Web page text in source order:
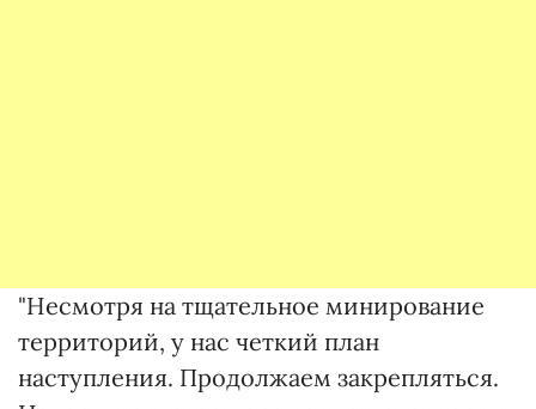
"Несмотря на тщательное минирование
территорий, у нас четкий план
наступления. Продолжаем закрепляться.